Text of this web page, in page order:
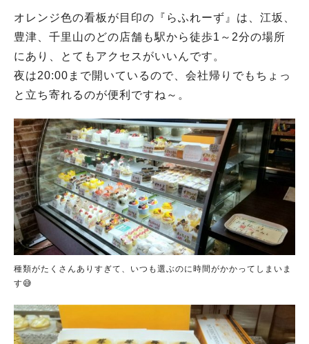
オレンジ色の看板が目印の『らふれーず』は、江坂、
豊津、千里山のどの店舗も駅から徒歩1～2分の場所
にあり、とてもアクセスがいいんです。
夜は20:00まで開いているので、会社帰りでもちょっ
と立ち寄れるのが便利ですね～。
種類がたくさんありすぎて、いつも選ぶのに時間がかかってしまいま
す😅